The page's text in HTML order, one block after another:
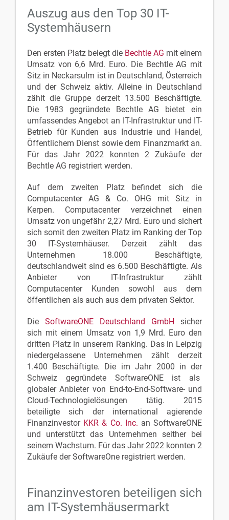
Auszug aus den Top 30 IT-
Systemhäusern
Den ersten Platz belegt die Bechtle AG mit einem
Umsatz von 6,6 Mrd. Euro. Die Bechtle AG mit
Sitz in Neckarsulm ist in Deutschland, Österreich
und der Schweiz aktiv. Alleine in Deutschland
zählt die Gruppe derzeit 13.500 Beschäftigte.
Die 1983 gegründete Bechtle AG bietet ein
umfassendes Angebot an IT-Infrastruktur und IT-
Betrieb für Kunden aus Industrie und Handel,
Öffentlichem Dienst sowie dem Finanzmarkt an.
Für das Jahr 2022 konnten 2 Zukäufe der
Bechtle AG registriert werden.
Auf dem zweiten Platz befindet sich die
Computacenter AG & Co. OHG mit Sitz in
Kerpen. Computacenter verzeichnet einen
Umsatz von ungefähr 2,27 Mrd. Euro und sichert
sich somit den zweiten Platz im Ranking der Top
30 IT-Systemhäuser. Derzeit zählt das
Unternehmen 18.000 Beschäftigte,
deutschlandweit sind es 6.500 Beschäftigte. Als
Anbieter von IT-Infrastruktur zählt
Computacenter Kunden sowohl aus dem
öffentlichen als auch aus dem privaten Sektor.
Die SoftwareONE Deutschland GmbH sicher
sich mit einem Umsatz von 1,9 Mrd. Euro den
dritten Platz in unserem Ranking. Das in Leipzig
niedergelassene Unternehmen zählt derzeit
1.400 Beschäftigte. Die im Jahr 2000 in der
Schweiz gegründete SoftwareONE ist als
globaler Anbieter von End-to-End-Software- und
Cloud-Technologielösungen tätig. 2015
beteiligte sich der international agierende
Finanzinvestor KKR & Co. Inc. an SoftwareONE
und unterstützt das Unternehmen seither bei
seinem Wachstum. Für das Jahr 2022 konnten 2
Zukäufe der SoftwareOne registriert werden.
Finanzinvestoren beteiligen sich
am IT-Systemhäusermarkt